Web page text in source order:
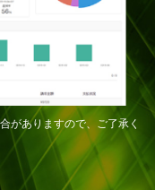
がありますので、ご了承く